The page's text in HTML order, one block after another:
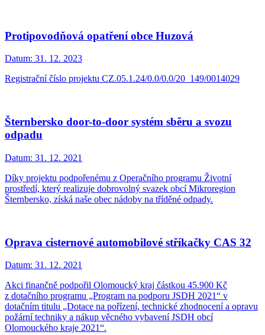
Protipovodňová opatření obce Huzová
Datum: 31. 12. 2023
Registrační číslo projektu CZ.05.1.24/0.0/0.0/20_149/0014029
Šternbersko door-to-door systém sběru a svozu
odpadu
Datum: 31. 12. 2021
Díky projektu podpořenému z Operačního programu Životní
prostředí, který realizuje dobrovolný svazek obcí Mikroregion
Šternbersko, získá naše obec nádoby na tříděné odpady.
Oprava cisternové automobilové stříkačky CAS 32
Datum: 31. 12. 2021
Akci finančně podpořil Olomoucký kraj částkou 45.900 Kč
z dotačního programu „Program na podporu JSDH 2021“ v
dotačním titulu „Dotace na pořízení, technické zhodnocení a opravu
požární techniky a nákup věcného vybavení JSDH obcí
Olomouckého kraje 2021“.